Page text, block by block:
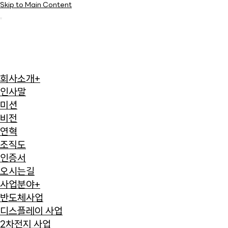
Skip to Main Content
회사소개 +
인사말
미션
비전
연혁
조직도
인증서
오시는길
사업분야+
반도체사업
디스플레이 사업
2차전지 사업